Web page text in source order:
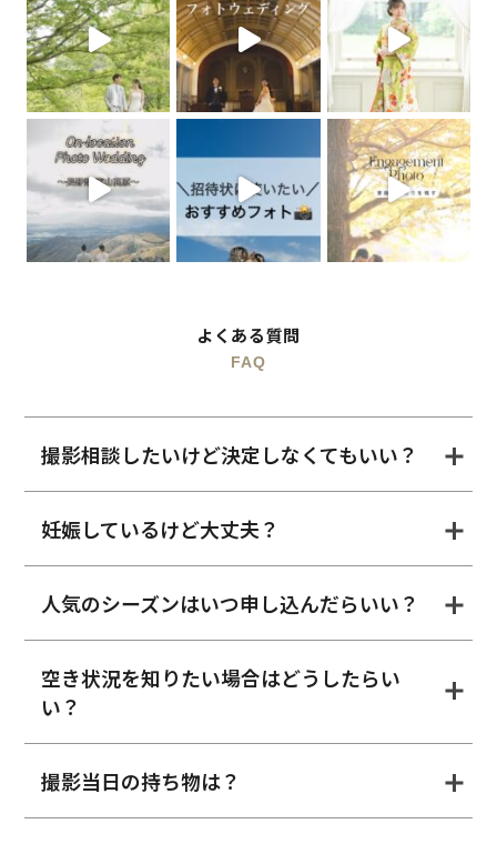
よくある質問
FAQ
撮影相談したいけど決定しなくてもいい？
妊娠しているけど大丈夫？
人気のシーズンはいつ申し込んだらいい？
空き状況を知りたい場合はどうしたらい
い？
撮影当日の持ち物は？